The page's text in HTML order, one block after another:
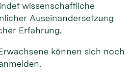
wissenschaftliche
Auseinandersetzung
Erfahrung.
können sich noch